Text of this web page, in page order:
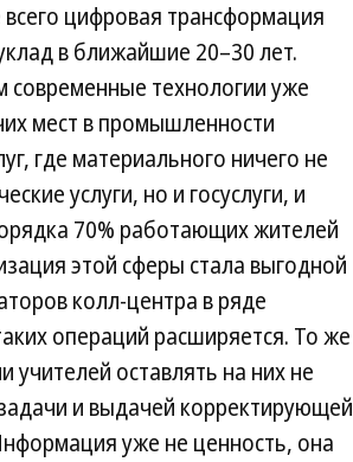
цифровая трансформация
в ближайшие 20–30 лет.
технологии уже
мест в промышленности
где материального ничего не
услуги, но и госуслуги, и
70% работающих жителей
этой сферы стала выгодной
колл-центра в ряде
операций расширяется. То же
оставлять на них не
и выдачей корректирующей
уже не ценность, она